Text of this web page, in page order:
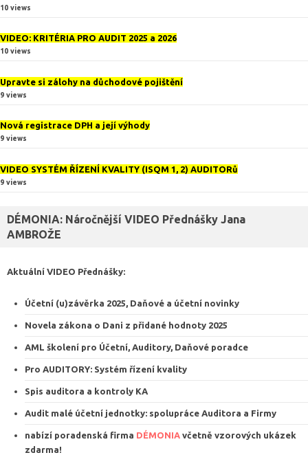
10 views
VIDEO: KRITÉRIA PRO AUDIT 2025 a 2026
10 views
Upravte si zálohy na důchodové pojištění
9 views
Nová registrace DPH a její výhody
9 views
VIDEO SYSTÉM ŘÍZENÍ KVALITY (ISQM 1, 2) AUDITORů
9 views
DÉMONIA: Náročnější VIDEO Přednášky Jana
AMBROŽE
Aktuální VIDEO Přednášky:
Účetní (u)závěrka 2025, Daňové a účetní novinky
Novela zákona o Dani z přidané hodnoty 2025
AML školení pro Účetní, Auditory, Daňové poradce
Pro AUDITORY: Systém řízení kvality
Spis auditora a kontroly KA
Audit malé účetní jednotky: spolupráce Auditora a Firmy
nabízí poradenská firma DÉMONIA včetně vzorových ukázek
zdarma!